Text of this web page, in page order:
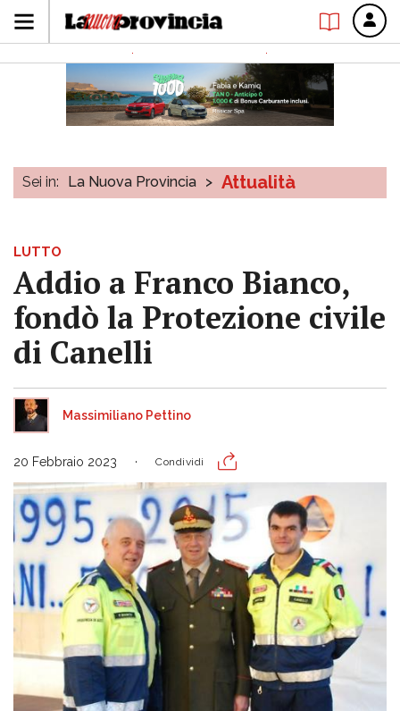
Sei in: La Nuova Provincia > Attualità
LUTTO
Addio a Franco Bianco,
fondò la Protezione civile
di Canelli
Massimiliano Pettino
20 Febbraio 2023 Condividi